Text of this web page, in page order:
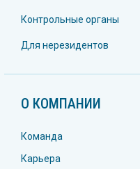
О КОМПАНИИ
Команда
Карьера
Контрольные органы
Для нерезидентов